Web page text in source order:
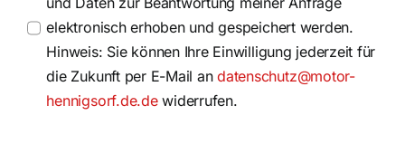
elektronisch erhoben und gespeichert werden.
Hinweis: Sie können Ihre Einwilligung jederzeit für
die Zukunft per E-Mail andatenschutz@motor-
hennigsorf.de.dewiderrufen.